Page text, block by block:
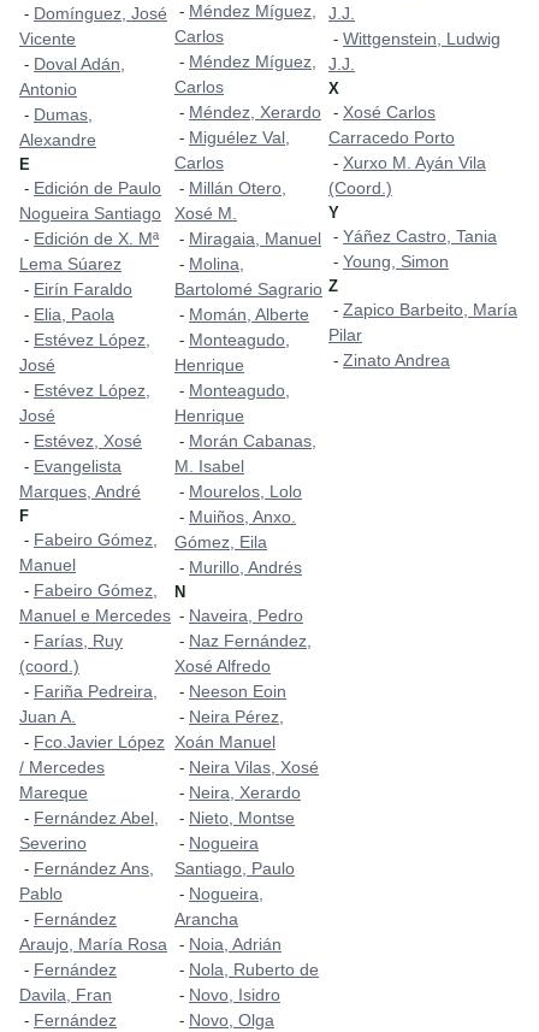
- Domínguez, José
Vicente
- Doval Adán,
Antonio
- Dumas,
Alexandre
E
- Edición de Paulo
Nogueira Santiago
- Edición de X. Mª
Lema Súarez
- Eirín Faraldo
- Elia, Paola
- Estévez López,
José
- Estévez López,
José
- Estévez, Xosé
- Evangelista
Marques, André
F
- Fabeiro Gómez,
Manuel
- Fabeiro Gómez,
Manuel e Mercedes
- Farías, Ruy
(coord.)
- Fariña Pedreira,
Juan A.
- Fco.Javier López
/ Mercedes
Mareque
- Fernández Abel,
Severino
- Fernández Ans,
Pablo
- Fernández
Araujo, María Rosa
- Fernández
Davila, Fran
- Fernández
- Méndez Míguez,
Carlos
- Méndez Míguez,
Carlos
- Méndez, Xerardo
- Miguélez Val,
Carlos
- Millán Otero,
Xosé M.
- Miragaia, Manuel
- Molina,
Bartolomé Sagrario
- Momán, Alberte
- Monteagudo,
Henrique
- Monteagudo,
Henrique
- Morán Cabanas,
M. Isabel
- Mourelos, Lolo
- Muiños, Anxo.
Gómez, Eila
- Murillo, Andrés
N
- Naveira, Pedro
- Naz Fernández,
Xosé Alfredo
- Neeson Eoin
- Neira Pérez,
Xoán Manuel
- Neira Vilas, Xosé
- Neira, Xerardo
- Nieto, Montse
- Nogueira
Santiago, Paulo
- Nogueira,
Arancha
- Noia, Adrián
- Nola, Ruberto de
- Novo, Isidro
- Novo, Olga
J.J.
- Wittgenstein, Ludwig
J.J.
X
- Xosé Carlos
Carracedo Porto
- Xurxo M. Ayán Vila
(Coord.)
Y
- Yáñez Castro, Tania
- Young, Simon
Z
- Zapico Barbeito, María
Pilar
- Zinato Andrea